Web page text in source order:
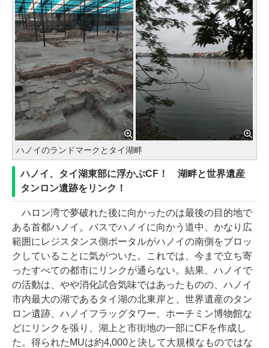
ハノイのランドマークとタイ湖畔
ハノイ、タイ湖東部に浮かぶCF！ 湖畔と世界遺産
タンロン遺跡をリンク！
ハロン湾で夢破れた後に向かったのは最後の目的地で
ある首都ハノイ。バスでハノイに向かう道中、かなり広
範囲にレジスタンス側ポータルがハノイの南側をブロッ
クしていることに気がついた。これでは、今まで立ち寄
ったすべての都市にリンクが通らない。結果、ハノイで
の活動は、やや消化試合気味ではあったものの、ハノイ
市内最大の湖であるタイ湖の北東岸と、世界遺産のタン
ロン遺跡、ハノイフラッグタワー、ホーチミン博物館な
どにリンクを張り、湖上と市街地の一部にCFを作成し
た。得られたMUは約4,000と決して大規模なものではな